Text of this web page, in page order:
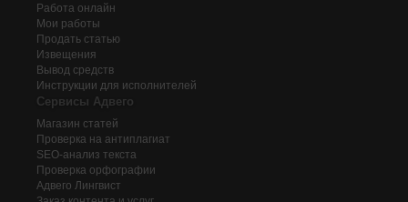
Работа онлайн
Мои работы
Продать статью
Извещения
Вывод средств
Инструкции для исполнителей
Сервисы Адвего
Магазин статей
Проверка на антиплагиат
SEO-анализ текста
Проверка орфографии
Адвего Лингвист